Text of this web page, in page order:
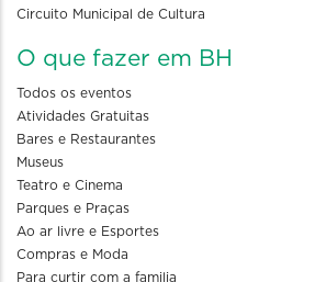
Circuito Municipal de Cultura
O que fazer em BH
Todos os eventos
Atividades Gratuitas
Bares e Restaurantes
Museus
Teatro e Cinema
Parques e Praças
Ao ar livre e Esportes
Compras e Moda
Para curtir com a familia